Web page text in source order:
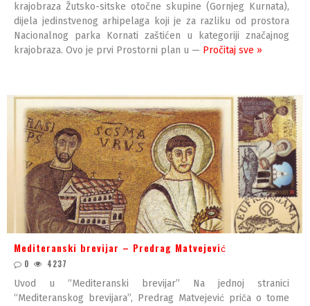
krajobraza Žutsko-sitske otočne skupine (Gornjeg Kurnata),
dijela jedinstvenog arhipelaga koji je za razliku od prostora
Nacionalnog parka Kornati zaštićen u kategoriji značajnog
krajobraza. Ovo je prvi Prostorni plan u — Pročitaj sve »
Mediteranski brevijar – Predrag Matvejević
0 4237
Uvod u “Mediteranski brevijar” Na jednoj stranici
“Mediteranskog brevijara”, Predrag Matvejević priča o tome